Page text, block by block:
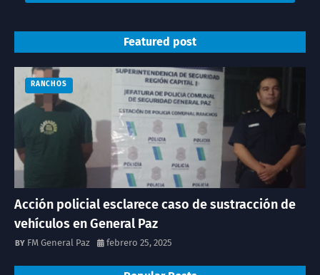
Featured post
RANCHOS
Acción policial esclarece caso de sustracción de
vehículos en General Paz
FM General Paz febrero 25, 2025